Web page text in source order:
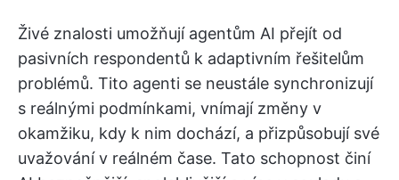
Živé znalosti umožňují agentům AI přejít od
pasivních respondentů k adaptivním řešitelům
problémů. Tito agenti se neustále synchronizují
s reálnými podmínkami, vnímají změny v
okamžiku, kdy k nim dochází, a přizpůsobují své
uvažování v reálném čase. Tato schopnost činí